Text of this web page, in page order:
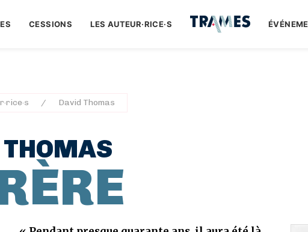
CESSIONS LES AUTEUR·RICE·S
David Thomas